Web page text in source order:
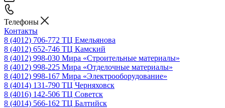
Телефоны
Контакты
8 (4012) 706-772 ТЦ Емельянова
8 (4012) 652-746 ТЦ Камский
8 (4012) 998-030 Мира «Строительные материалы»
8 (4012) 998-225 Мира «Отделочные материалы»
8 (4012) 998-167 Мира «Электрооборудование»
8 (4014) 131-790 ТЦ Черняховск
8 (4016) 142-506 ТЦ Советск
8 (4014) 566-162 ТЦ Балтийск